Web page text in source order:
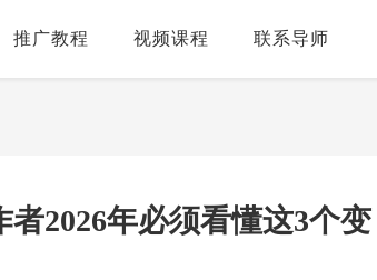
推广教程 视频课程 联系导师
2026年必须看懂这3个变